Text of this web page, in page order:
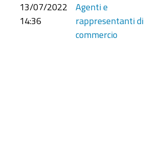
13/07/2022
14:36
Agenti e
rappresentanti di
commercio